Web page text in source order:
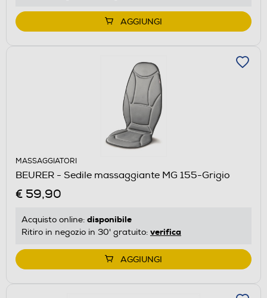
AGGIUNGI
MASSAGGIATORI
BEURER - Sedile massaggiante MG 155-Grigio
€ 59,90
Acquisto online: disponibile
Ritiro in negozio in 30' gratuito: verifica
AGGIUNGI